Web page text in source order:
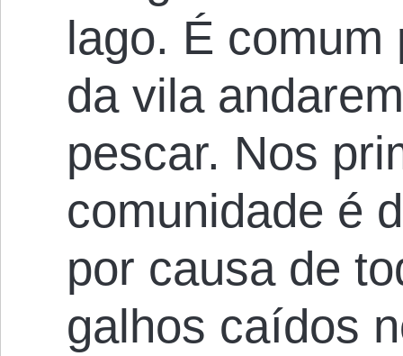
lago. É comum
da vila
pescar. Nos
comunidade é
por causa de
galhos caídos